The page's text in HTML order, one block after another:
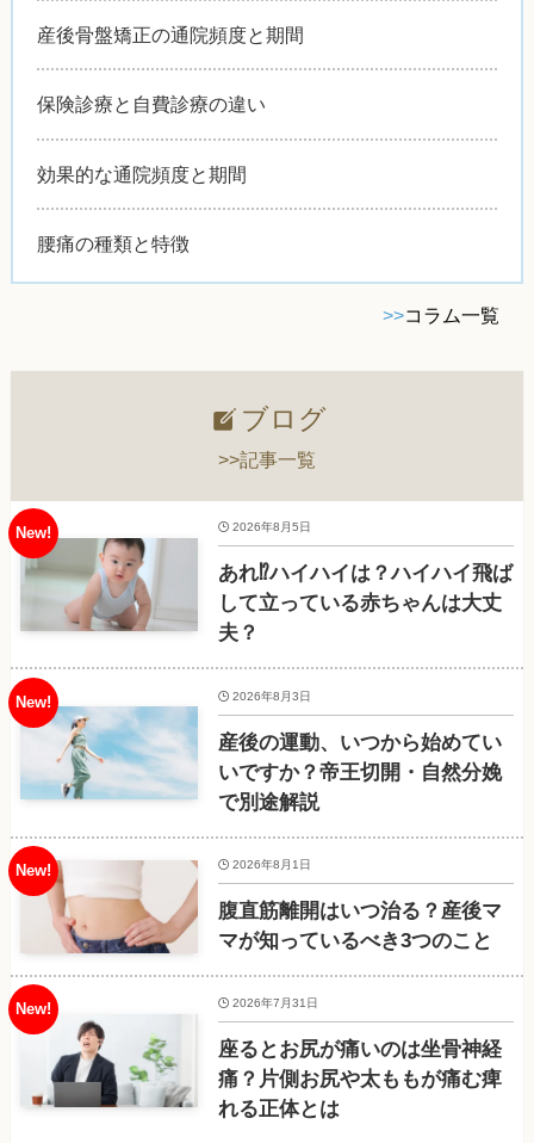
産後骨盤矯正の通院頻度と期間
保険診療と自費診療の違い
効果的な通院頻度と期間
腰痛の種類と特徴
>>コラム一覧
ブログ
>>記事一覧
あれ⁉ハイハイは？ハイハイ飛ば
して立っている赤ちゃんは大丈
夫？
2026年8月5日
産後の運動、いつから始めてい
いですか？帝王切開・自然分娩
で別途解説
2026年8月3日
腹直筋離開はいつ治る？産後マ
マが知っているべき3つのこと
2026年8月1日
座るとお尻が痛いのは坐骨神経
痛？片側お尻や太ももが痛む痺
れる正体とは
2026年7月31日